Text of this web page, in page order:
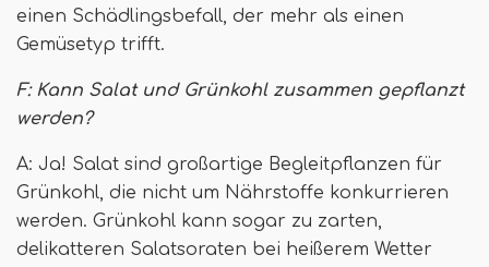
einen Schädlingsbefall, der mehr als einen
Gemüsetyp trifft.
F: Kann Salat und Grünkohl zusammen gepflanzt
werden?
A: Ja! Salat sind großartige Begleitpflanzen für
Grünkohl, die nicht um Nährstoffe konkurrieren
werden. Grünkohl kann sogar zu zarten,
delikatteren Salatsoraten bei heißerem Wetter